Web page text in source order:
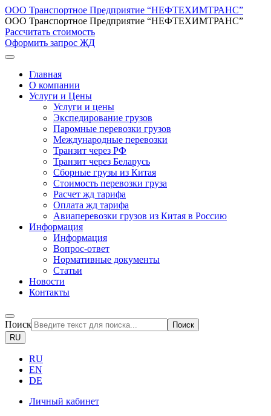
ООО Транспортное Предприятие “НЕФТЕХИМТРАНС”
ООО Транспортное Предприятие “НЕФТЕХИМТРАНС”
Рассчитать стоимость
Оформить запрос ЖД
Главная
О компании
Услуги и Цены
Услуги и цены
Экспедирование грузов
Паромные перевозки грузов
Международные перевозки
Транзит через РФ
Транзит через Беларусь
Сборные грузы из Китая
Стоимость перевозки груза
Расчет жд тарифа
Оплата жд тарифа
Авиаперевозки грузов из Китая в Россию
Информация
Информация
Вопрос-ответ
Нормативные документы
Статьи
Новости
Контакты
Поиск
Поиск
RU
RU
EN
DE
Личный кабинет